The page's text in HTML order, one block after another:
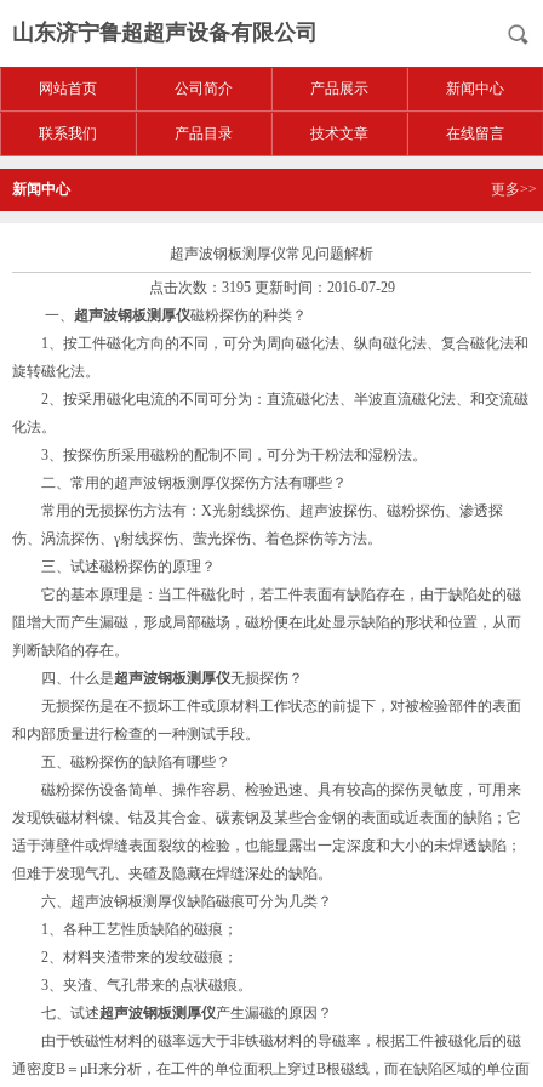
山东济宁鲁超超声设备有限公司
网站首页 公司简介 产品展示 新闻中心
联系我们 产品目录 技术文章 在线留言
新闻中心 更多>>
超声波钢板测厚仪常见问题解析
点击次数：3195 更新时间：2016-07-29
一、 超声波钢板测厚仪磁粉探伤的种类？
1、按工件磁化方向的不同，可分为周向磁化法、纵向磁化法、复合磁化法和
旋转磁化法。
2、按采用磁化电流的不同可分为：直流磁化法、半波直流磁化法、和交流磁
化法。
3、按探伤所采用磁粉的配制不同，可分为干粉法和湿粉法。
二、常用的超声波钢板测厚仪探伤方法有哪些？
常用的无损探伤方法有：X光射线探伤、超声波探伤、磁粉探伤、渗透探
伤、涡流探伤、γ射线探伤、萤光探伤、着色探伤等方法。
三、试述磁粉探伤的原理？
它的基本原理是：当工件磁化时，若工件表面有缺陷存在，由于缺陷处的磁
阻增大而产生漏磁，形成局部磁场，磁粉便在此处显示缺陷的形状和位置，从而
判断缺陷的存在。
四、什么是超声波钢板测厚仪无损探伤？
无损探伤是在不损坏工件或原材料工作状态的前提下，对被检验部件的表面
和内部质量进行检查的一种测试手段。
五、磁粉探伤的缺陷有哪些？
磁粉探伤设备简单、操作容易、检验迅速、具有较高的探伤灵敏度，可用来
发现铁磁材料镍、钴及其合金、碳素钢及某些合金钢的表面或近表面的缺陷；它
适于薄壁件或焊缝表面裂纹的检验，也能显露出一定深度和大小的未焊透缺陷；
但难于发现气孔、夹碴及隐藏在焊缝深处的缺陷。
六、超声波钢板测厚仪缺陷磁痕可分为几类？
1、各种工艺性质缺陷的磁痕；
2、材料夹渣带来的发纹磁痕；
3、夹渣、气孔带来的点状磁痕。
七、试述超声波钢板测厚仪产生漏磁的原因？
由于铁磁性材料的磁率远大于非铁磁材料的导磁率，根据工件被磁化后的磁
通密度B＝μH来分析，在工件的单位面积上穿过B根磁线，而在缺陷区域的单位面